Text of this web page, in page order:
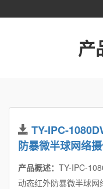
产
TY-IPC-
防暴微半球网络
产品概述： TY-IPC-
动态红外防暴微半球